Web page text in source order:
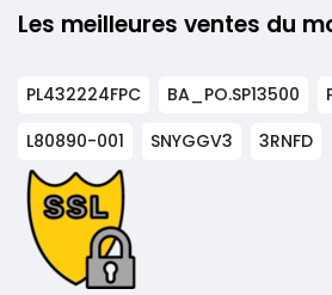
Les meilleures ventes du
PL432224FPC BA_PO.SP13500
L80890-001
SNYGGV3 3RNFD